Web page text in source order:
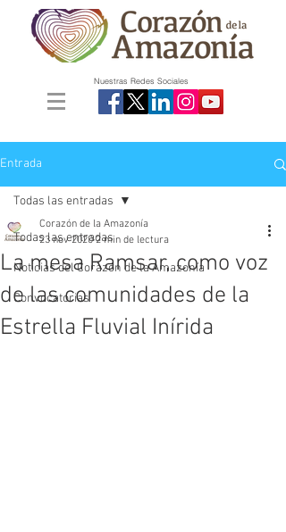
Nuestras Redes Sociales
Entrada
Todas las entradas
Noticias del Corazón de la Amazonía
Convocatorias
Todas las entradas
La mesa Ramsar, como voz
de las comunidades de la
Estrella Fluvial Inírida
Corazón de la Amazonía
23 nov 2020 2 min de lectura